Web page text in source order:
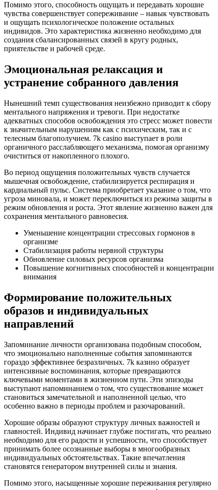
Помимо этого, способность ощущать и передавать хорошие
чувства совершенствует сопереживание – навык чувствовать
и ощущать психологическое положение остальных
индивидов. Это характеристика жизненно необходимо для
создания сбалансированных связей в кругу родных,
приятельстве и рабочей среде.
Эмоциональная релаксация и
устранение собранного давления
Нынешний темп существования неизбежно приводит к сбору
ментального напряжения и тревоги. При недостатке
адекватных способов освобождения это стресс может повести
к значительным нарушениям как с психическим, так и с
телесным благополучием. 7k casino выступает в роли
органичного расслабляющего механизма, помогая организму
очиститься от накопленного плохого.
Во период ощущения положительных чувств случается
мышечная освобождение, стабилизируется респирация и
кардиальный пульс. Система приобретает указание о том, что
угроза миновала, и может переключиться из режима защиты в
режим обновления и роста. Этот явление жизненно важен для
сохранения ментального равновесия.
Уменьшение концентрации стрессовых гормонов в
организме
Стабилизация работы нервной структуры
Обновление силовых ресурсов организма
Повышение когнитивных способностей и концентрации
внимания
Формирование положительных
образов и индивидуальных
направлений
Запоминание личности организована подобным способом,
что эмоционально наполненные события запоминаются
гораздо эффективнее безразличных. 7k казино образует
интенсивные воспоминания, которые превращаются
ключевыми моментами в жизненном пути. Эти эпизоды
выступают напоминанием о том, что существование может
становиться замечательной и наполненной целью, что
особенно важно в периоды проблем и разочарований.
Хорошие образы образуют структуру личных важностей и
главностей. Индивид начинает глубже постигать, что реально
необходимо для его радости и успешности, что способствует
принимать более осознанные выборы в многообразных
индивидуальных обстоятельствах. Такие впечатления
становятся генератором внутренней силы и знания.
Помимо этого, насыщенные хорошие переживания регулярно